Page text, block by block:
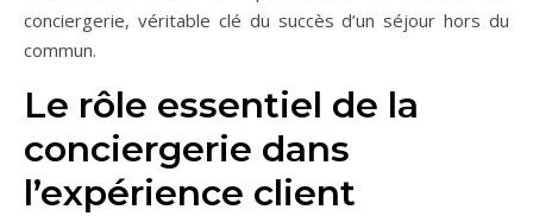
conciergerie, véritable clé du succès d’un séjour hors du
commun.
Le rôle essentiel de la
conciergerie dans
l’expérience client